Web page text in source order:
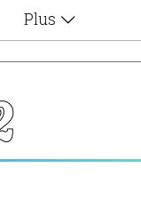
Plus